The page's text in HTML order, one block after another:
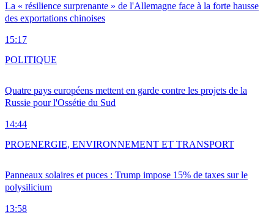
La « résilience surprenante » de l'Allemagne face à la forte hausse
des exportations chinoises
15:17
Quatre pays européens mettent en garde contre les projets de la
Russie pour l'Ossétie du Sud
14:44
POLITIQUE
Panneaux solaires et puces : Trump impose 15% de taxes sur le
polysilicium
13:58
PROENERGIE, ENVIRONNEMENT ET TRANSPORT